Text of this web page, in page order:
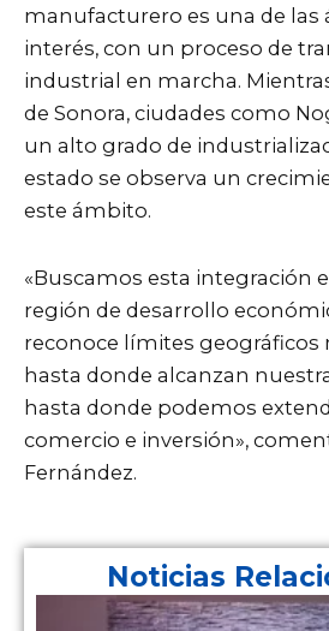
manufacturero es una de las
interés, con un proceso de
industrial en marcha.
de Sonora, ciudades como
un alto grado de
estado se observa un
este ámbito.
«Buscamos esta integración
región de desarrollo
reconoce límites geográficos
hasta donde alcanzan
hasta donde podemos
comercio e inversión»,
Fernández.
Noticias